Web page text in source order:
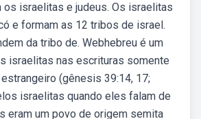
os israelitas e judeus. Os israelitas
e formam as 12 tribos de israel.
da tribo de. Webhebreu é um
israelitas nas escrituras somente
(gênesis 39:14, 17;
israelitas quando eles falam de
eram um povo de origem semita